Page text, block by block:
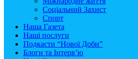
Соціальний Захист
Спорт
Наша Газета
Наші послуги
Подкасти “Нової Доби”
Блоги та Інтерв’ю